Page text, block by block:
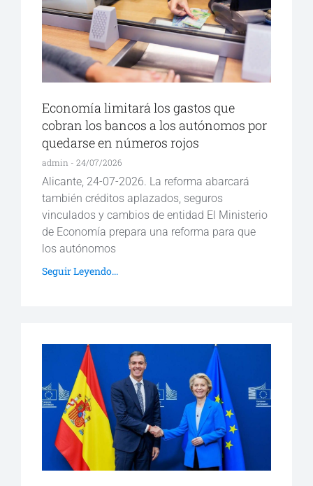
Economía limitará los gastos que
cobran los bancos a los autónomos por
quedarse en números rojos
admin 24/07/2026
Alicante, 24-07-2026. La reforma abarcará
también créditos aplazados, seguros
vinculados y cambios de entidad El Ministerio
de Economía prepara una reforma para que
los autónomos
Seguir Leyendo...